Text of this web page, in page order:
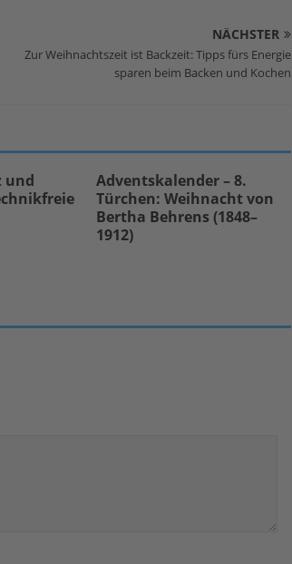
NÄCHSTER
Zur Weihnachtszeit ist Backzeit: Tipps fürs Energie
sparen beim Backen und Kochen
und
Adventskalender – 8.
Türchen: Weihnacht von
Bertha Behrens (1848–
1912)